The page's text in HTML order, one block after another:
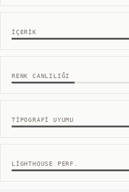
İÇERIK
RENK CANLILIĞI
TIPOGRAFI UYUMU
LIGHTHOUSE PERF.